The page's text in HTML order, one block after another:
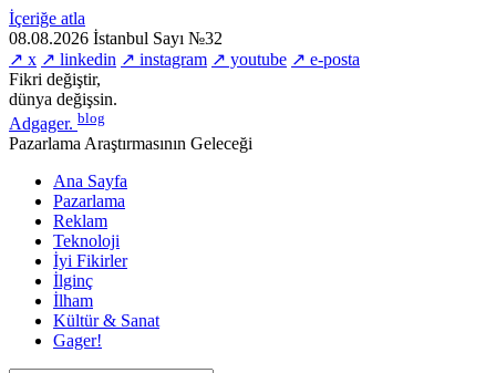
İçeriğe atla
08.08.2026 İstanbul Sayı №32
↗ x ↗ linkedin ↗ instagram ↗ youtube ↗ e-posta
Fikri değiştir,
dünya değişsin.
Adgager. blog
Pazarlama Araştırmasının Geleceği
Ana Sayfa
Pazarlama
Reklam
Teknoloji
İyi Fikirler
İlginç
İlham
Kültür & Sanat
Gager!